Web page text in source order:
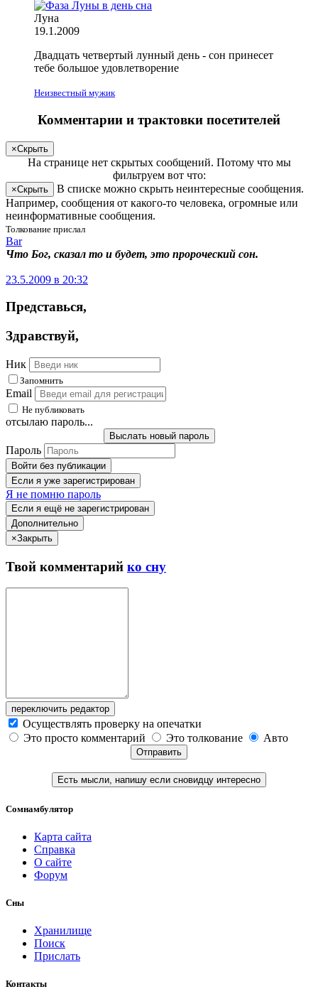
Луна
19.1.2009
Двадцать четвертый лунный день - сон принесет
тебе большое удовлетворение
Неизвестный мужик
Комментарии и трактовки посетителей
×Скрыть
На странице нет скрытых сообщений. Потому что мы
фильтруем вот что:
×Скрыть
В списке можно скрыть неинтересные сообщения.
Например, сообщения от какого-то человека, огромные или
неинформативные сообщения.
Толкование прислал
Bar
Что Бог, сказал то и будет, это пророческий сон.
23.5.2009 в 20:32
Представься,
Здравствуй,
Ник
Запомнить
Email
Не публиковать
отсылаю пароль...
Выслать новый пароль
Пароль
Войти без публикации
Если я уже зарегистрирован
Я не помню пароль
Если я ещё не зарегистрирован
Дополнительно
×Закрыть
Твой комментарий ко сну
переключить редактор
Осуществлять проверку на опечатки
Это просто комментарий
Это толкование Авто
Отправить
Есть мысли, напишу если сновидцу интересно
Сомнамбулятор
Карта сайта
Справка
О сайте
Форум
Сны
Хранилище
Поиск
Прислать
Контакты